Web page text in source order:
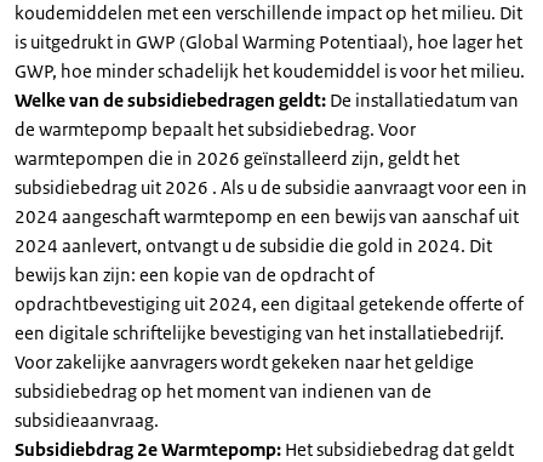
koudemiddelen met een verschillende impact op het milieu. Dit
is uitgedrukt in GWP (Global Warming Potentiaal), hoe lager het
GWP, hoe minder schadelijk het koudemiddel is voor het milieu.
Welke van de subsidiebedragen geldt: De installatiedatum van
de warmtepomp bepaalt het subsidiebedrag. Voor
warmtepompen die in 2026 geïnstalleerd zijn, geldt het
subsidiebedrag uit 2026 . Als u de subsidie aanvraagt voor een in
2024 aangeschaft warmtepomp en een bewijs van aanschaf uit
2024 aanlevert, ontvangt u de subsidie die gold in 2024. Dit
bewijs kan zijn: een kopie van de opdracht of
opdrachtbevestiging uit 2024, een digitaal getekende offerte of
een digitale schriftelijke bevestiging van het installatiebedrijf.
Voor zakelijke aanvragers wordt gekeken naar het geldige
subsidiebedrag op het moment van indienen van de
subsidieaanvraag.
Subsidiebdrag 2e Warmtepomp: Het subsidiebedrag dat geldt